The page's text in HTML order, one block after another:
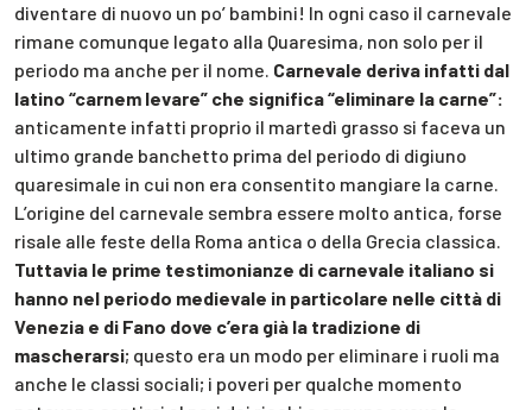
diventare di nuovo un po’ bambini! In ogni caso il carnevale
rimane comunque legato alla Quaresima, non solo per il
periodo ma anche per il nome. Carnevale deriva infatti dal
latino “carnem levare” che significa “eliminare la carne”:
anticamente infatti proprio il martedì grasso si faceva un
ultimo grande banchetto prima del periodo di digiuno
quaresimale in cui non era consentito mangiare la carne.
L’origine del carnevale sembra essere molto antica, forse
risale alle feste della Roma antica o della Grecia classica.
Tuttavia le prime testimonianze di carnevale italiano si
hanno nel periodo medievale in particolare nelle città di
Venezia e di Fano dove c’era già la tradizione di
mascherarsi; questo era un modo per eliminare i ruoli ma
anche le classi sociali; i poveri per qualche momento